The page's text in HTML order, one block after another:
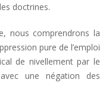
doctrines.
nous comprendrons la
pure de l’emploi
de nivellement par le
une négation des